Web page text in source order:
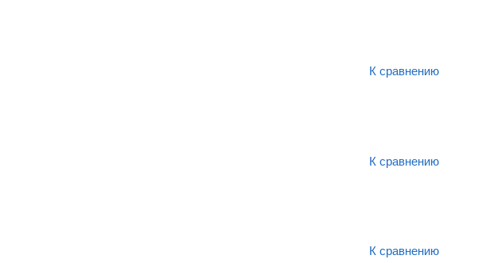
К сравнению
К сравнению
К сравнению